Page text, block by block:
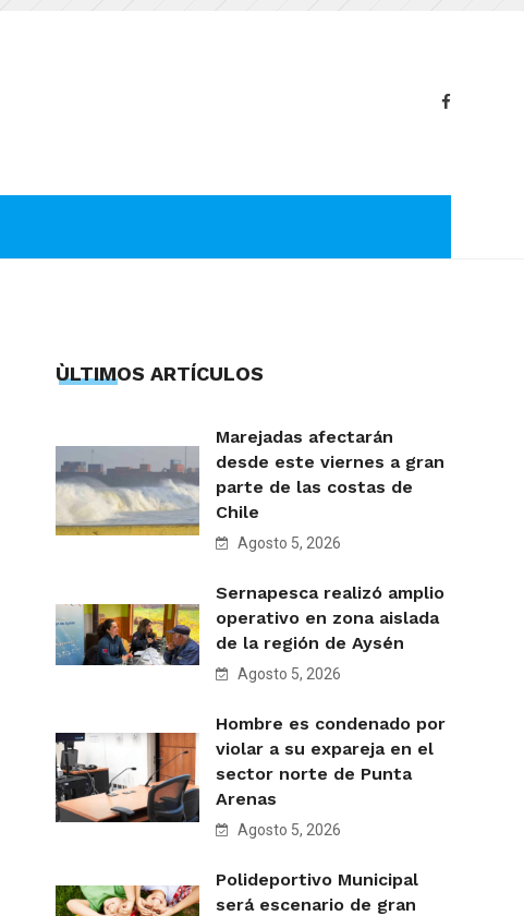
ÙLTIMOS ARTÍCULOS
Marejadas afectarán
desde este viernes a gran
parte de las costas de
Chile
Agosto 5, 2026
Sernapesca realizó amplio
operativo en zona aislada
de la región de Aysén
Agosto 5, 2026
Hombre es condenado por
violar a su expareja en el
sector norte de Punta
Arenas
Agosto 5, 2026
Polideportivo Municipal
será escenario de gran